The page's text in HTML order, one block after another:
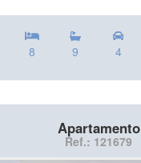
8 9 4
Apartamento
Ref.: 121679